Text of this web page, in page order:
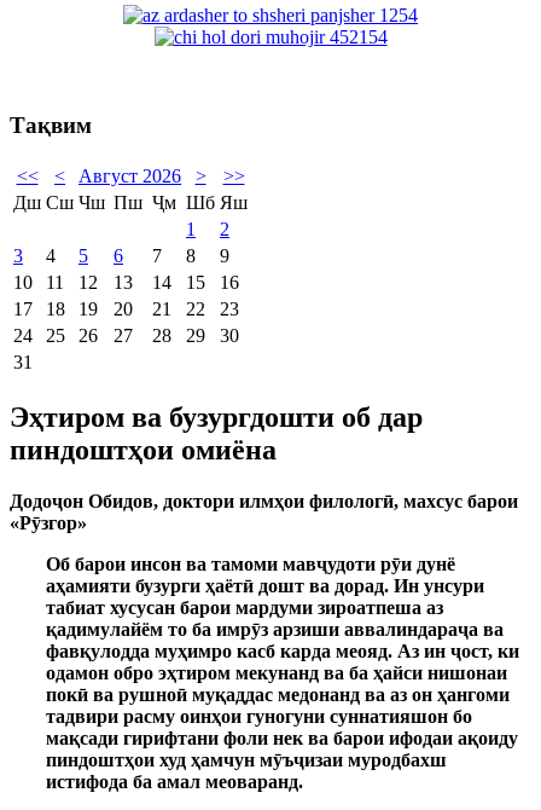
Тақвим
<< < Август 2026 >
>>
Дш Сш Чш Пш Ҷм Шб Яш
1
2
3
4 5 6 7 8
9
10
11 12 13 14 15
16
17
18 19 20 21 22
23
24
25 26 27 28 29
30
31
Эҳтиром ва бузургдошти об дар
пиндоштҳои омиёна
Додоҷон Обидов, доктори илмҳои филологӣ, махсус барои
«Рӯзгор»
Об барои инсон ва тамоми мавҷудоти рӯи дунё
аҳамияти бузурги ҳаётӣ дошт ва дорад. Ин унсури
табиат хусусан барои мардуми зироатпеша аз
қадимулайём то ба имрӯз арзиши аввалиндараҷа ва
фавқулодда муҳимро касб карда меояд. Аз ин ҷост, ки
одамон обро эҳтиром мекунанд ва ба ҳайси нишонаи
покӣ ва рушноӣ муқаддас медонанд ва аз он ҳангоми
тадвири расму оинҳои гуногуни суннатияшон бо
мақсади гирифтани фоли нек ва барои ифодаи ақоиду
пиндоштҳои худ ҳамчун мӯъҷизаи муродбахш
истифода ба амал меоваранд.